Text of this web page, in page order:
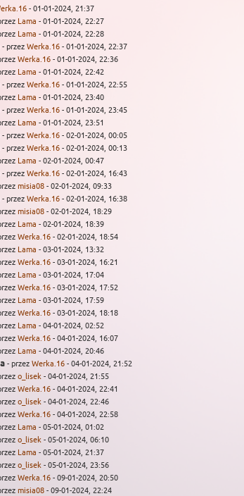
- 01-01-2024, 21:37
Lama - 01-01-2024, 22:27
Lama - 01-01-2024, 22:28
- przezWerka.16- 01-01-2024, 22:37
Werka.16- 01-01-2024, 22:36
Lama - 01-01-2024, 22:42
- przezWerka.16- 01-01-2024, 22:55
Lama - 01-01-2024, 23:40
- przezWerka.16- 01-01-2024, 23:45
Lama - 01-01-2024, 23:51
- przezWerka.16- 02-01-2024, 00:05
- przezWerka.16- 02-01-2024, 00:13
Lama - 02-01-2024, 00:47
- przezWerka.16- 02-01-2024, 16:43
misia08- 02-01-2024, 09:33
- przezWerka.16- 02-01-2024, 16:38
misia08- 02-01-2024, 18:29
Lama - 02-01-2024, 18:39
Werka.16- 02-01-2024, 18:54
Lama - 03-01-2024, 13:32
Werka.16- 03-01-2024, 16:21
Lama - 03-01-2024, 17:04
Werka.16- 03-01-2024, 17:52
Lama - 03-01-2024, 17:59
Werka.16- 03-01-2024, 18:18
Lama - 04-01-2024, 02:52
Werka.16- 04-01-2024, 16:07
Lama - 04-01-2024, 20:46
- przezWerka.16- 04-01-2024, 21:52
o_lisek - 04-01-2024, 21:55
Werka.16- 04-01-2024, 22:41
o_lisek - 04-01-2024, 22:46
Werka.16- 04-01-2024, 22:58
Lama - 05-01-2024, 01:02
o_lisek - 05-01-2024, 06:10
Lama - 05-01-2024, 21:37
o_lisek - 05-01-2024, 23:56
Werka.16- 09-01-2024, 20:50
misia08- 09-01-2024, 22:24